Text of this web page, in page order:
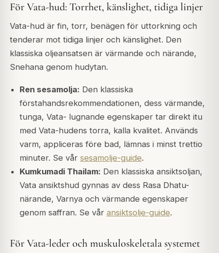
För Vata-hud: Torrhet, känslighet, tidiga linjer
Vata-hud är fin, torr, benägen för uttorkning och
tenderar mot tidiga linjer och känslighet. Den
klassiska oljeansatsen är värmande och närande,
Snehana genom hudytan.
Ren sesamolja: Den klassiska
förstahandsrekommendationen, dess värmande,
tunga, Vata- lugnande egenskaper tar direkt itu
med Vata-hudens torra, kalla kvalitet. Används
varm, appliceras före bad, lämnas i minst trettio
minuter. Se vår sesamolje-guide.
Kumkumadi Thailam: Den klassiska ansiktsoljan,
Vata ansiktshud gynnas av dess Rasa Dhatu-
närande, Varnya och värmande egenskaper
genom saffran. Se vår ansiktsolje-guide.
För Vata-leder och muskuloskeletala systemet